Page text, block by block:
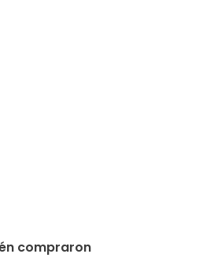
compraron